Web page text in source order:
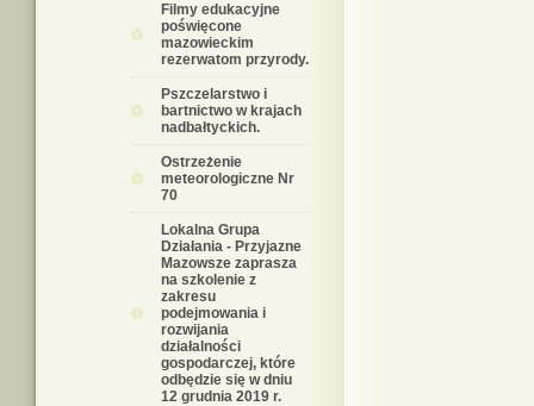
Filmy edukacyjne
poświęcone
mazowieckim
rezerwatom przyrody.
Pszczelarstwo i
bartnictwo w krajach
nadbałtyckich.
Ostrzeżenie
meteorologiczne Nr
70
Lokalna Grupa
Działania - Przyjazne
Mazowsze zaprasza
na szkolenie z
zakresu
podejmowania i
rozwijania
działalności
gospodarczej, które
odbędzie się w dniu
12 grudnia 2019 r.